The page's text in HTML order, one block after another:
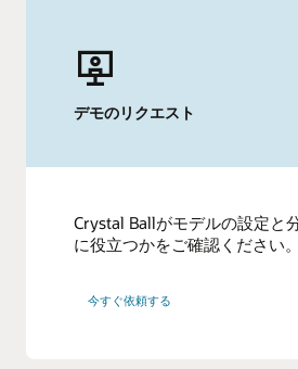
デモのリクエスト
Crystal Ballがモデルの設定と
に役立つかをご確認ください。
今すぐ依頼する